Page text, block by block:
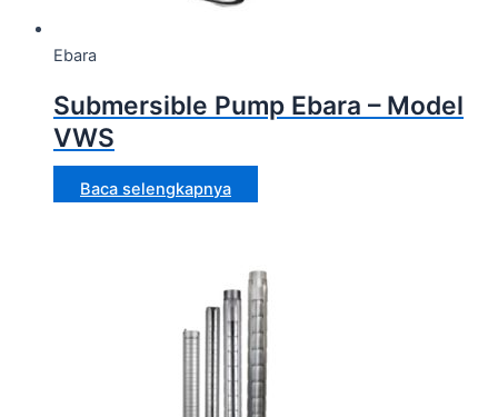
Ebara
Submersible Pump Ebara – Model
VWS
Baca selengkapnya